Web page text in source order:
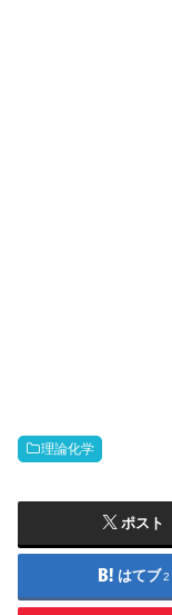
理論化学
ポスト
はてブ2